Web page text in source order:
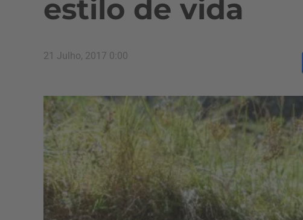
estilo de vida
21 Julho, 2017 0:00